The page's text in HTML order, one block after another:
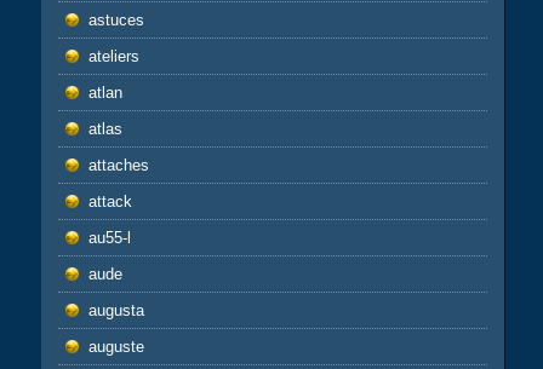
astuces
ateliers
atlan
atlas
attaches
attack
au55-l
aude
augusta
auguste